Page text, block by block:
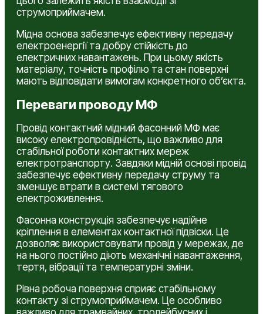
струмоприймачем.
Мідна основа забезпечує ефективну передачу
електроенергії та добру стійкість до
електричних навантажень. При цьому якість
матеріалу, точність профілю та стан поверхні
мають відповідати вимогам конкретного об’єкта.
Переваги проводу МФ
Провід контактний мідний фасонний МФ має
високу електропровідність, що важливо для
стабільної роботи контактних мереж
електротранспорту. Завдяки мідній основі провід
забезпечує ефективну передачу струму та
зменшує втрати в системі тягового
електроживлення.
Фасонна конструкція забезпечує надійне
кріплення в елементах контактної підвіски. Це
дозволяє використовувати провід у мережах, де
на нього постійно діють механічні навантаження,
тертя, вібрації та температурні зміни.
Рівна робоча поверхня сприяє стабільному
контакту зі струмоприймачем. Це особливо